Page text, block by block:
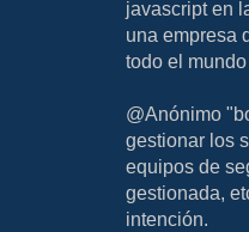
javascript en
una empresa
todo el
@Anónimo
gestionar los
equipos de
gestionada,
intención.